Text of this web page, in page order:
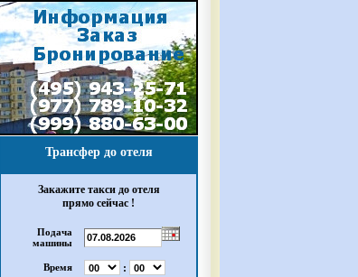
Трансфер до отеля
Закажите такси до отеля
прямо сейчас !
Подача
машины
Время :